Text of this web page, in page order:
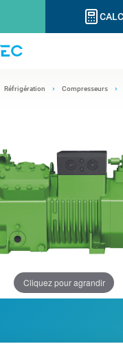
Réfrigération Compresseurs
Cliquez pour agrandir